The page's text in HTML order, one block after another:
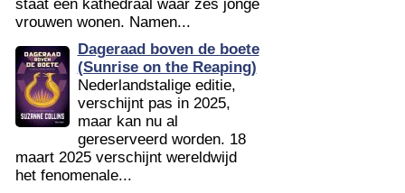
staat een kathedraal waar zes jonge
vrouwen wonen. Namen...
Dageraad boven de boete
(Sunrise on the Reaping)
Nederlandstalige editie,
verschijnt pas in 2025,
maar kan nu al
gereserveerd worden. 18
maart 2025 verschijnt wereldwijd
het fenomenale...